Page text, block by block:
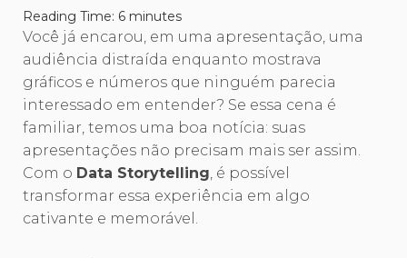
Reading Time: 6 minutes
Você já encarou, em uma apresentação, uma
audiência distraída enquanto mostrava
gráficos e números que ninguém parecia
interessado em entender? Se essa cena é
familiar, temos uma boa notícia: suas
apresentações não precisam mais ser assim.
Com o Data Storytelling, é possível
transformar essa experiência em algo
cativante e memorável.